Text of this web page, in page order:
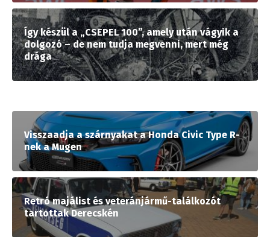
Így készül a „CSEPEL 100”, amely után vágyik a
dolgozó – de nem tudja megvenni, mert még
drága
Visszaadja a szárnyakat a Honda Civic Type R-
nek a Mugen
Retró majálist és veteránjármű-találkozót
tartottak Derecskén